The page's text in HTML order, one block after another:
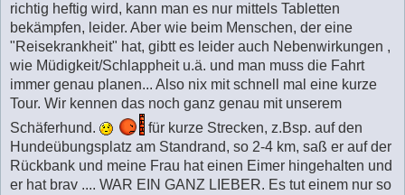
r
a
richtig heftig wird, kann man es nur mittels Tabletten
bekämpfen, leider. Aber wie beim Menschen, der eine
"Reisekrankheit" hat, gibtt es leider auch Nebenwirkungen ,
wie Müdigkeit/Schlappheit u.ä. und man muss die Fahrt
immer genau planen... Also nix mit schnell mal eine kurze
Tour. Wir kennen das noch ganz genau mit unserem
Schäferhund.
für kurze Strecken, z.Bsp. auf den
Hundeübungsplatz am Standrand, so 2-4 km, saß er auf der
Rückbank und meine Frau hat einen Eimer hingehalten und
er hat brav .... WAR EIN GANZ LIEBER. Es tut einem nur so